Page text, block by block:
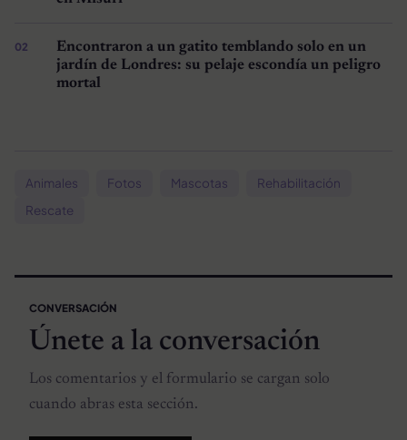
Encontraron a un gatito temblando solo en un
jardín de Londres: su pelaje escondía un peligro
mortal
Animales Fotos Mascotas
Rehabilitación
Rescate
CONVERSACIÓN
Únete a la conversación
Los comentarios y el formulario se cargan solo
cuando abras esta sección.